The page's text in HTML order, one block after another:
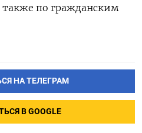
по гражданским
НА ТЕЛЕГРАМ
В GOOGLE